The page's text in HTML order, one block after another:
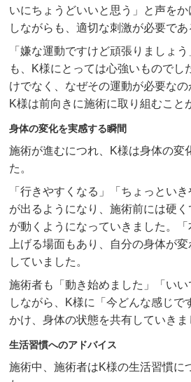
いにちょうどいいと思う」と声を
しながらも、適切な刺激が必要であ
「嫌な運動ですけど頑張りましょ
も、K様にとっては心強いものでし
けでなく、なぜその運動が必要なの
K様は前向きに施術に取り組むこと
身体の変化を実感する瞬間
施術が進むにつれ、K様は身体の変
た。
「行きやすくなる」「ちょっとい
が出るようになり、施術前には硬
が動くようになっていきました。
上げる場面もあり、自分の身体が
していました。
施術者も「動き始めました」「い
しながら、K様に「今どんな感じで
かけ、身体の状態を共有していきま
生活習慣へのアドバイス
施術中、施術者はK様の生活習慣に